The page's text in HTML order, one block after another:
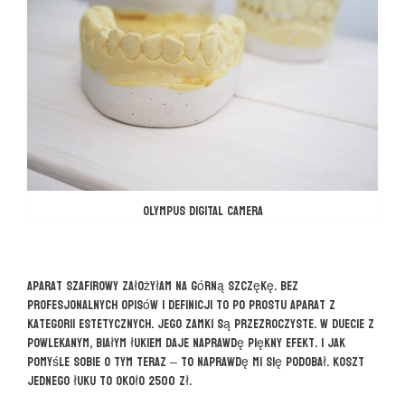
OLYMPUS DIGITAL CAMERA
Aparat szafirowy założyłam na górną szczękę. Bez
profesjonalnych opisów i definicji to po prostu aparat z
kategorii estetycznych. Jego zamki są przezroczyste. W duecie z
powlekanym, białym łukiem daje naprawdę piękny efekt. I jak
pomyśle sobie o tym teraz – to naprawdę mi się podobał. Koszt
jednego łuku to około 2500 zł.